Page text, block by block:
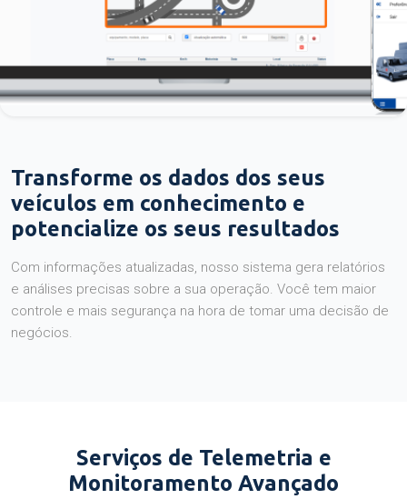
Transforme os dados dos seus
veículos em conhecimento e
potencialize os seus resultados
Com informações atualizadas, nosso sistema gera relatórios
e análises precisas sobre a sua operação. Você tem maior
controle e mais segurança na hora de tomar uma decisão de
negócios.
Serviços de Telemetria e
Monitoramento Avançado